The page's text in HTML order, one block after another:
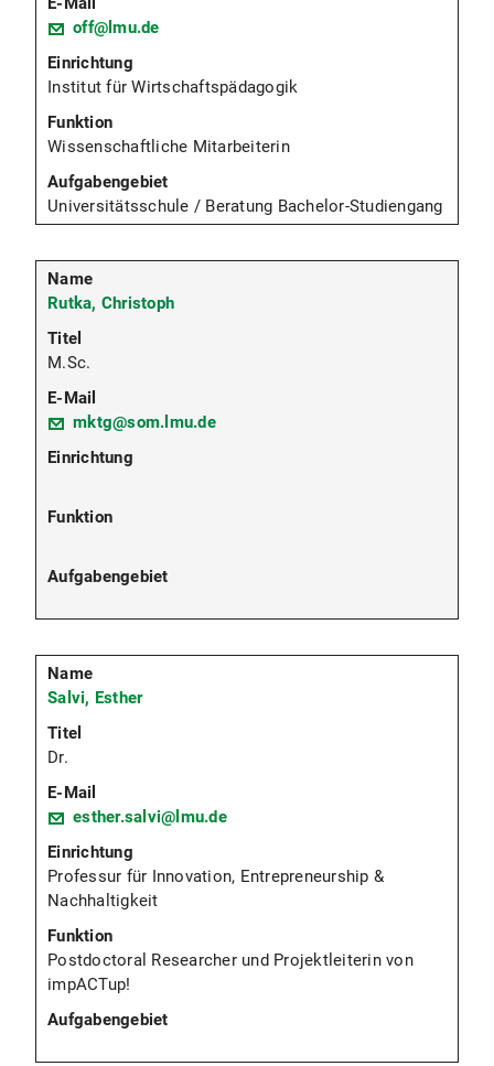
off@lmu.de
Institut für Wirtschaftspädagogik
Wissenschaftliche Mitarbeiterin
Universitätsschule / Beratung Bachelor-Studiengang
Rutka, Christoph
M.Sc.
mktg@som.lmu.de
Salvi, Esther
Dr.
esther.salvi@lmu.de
Professur für Innovation, Entrepreneurship &
Nachhaltigkeit
Postdoctoral Researcher und Projektleiterin von
impACTup!